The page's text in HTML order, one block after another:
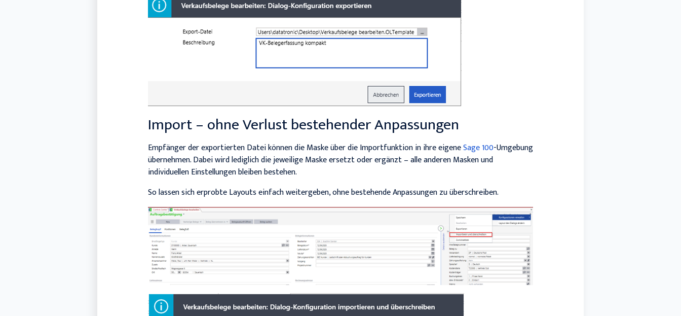
Import – ohne Verlust bestehender Anpassungen
Empfänger der exportierten Datei können die Maske über die Importfunktion in ihre eigeneSage 100-Umgebung
übernehmen. Dabei wird lediglich die jeweilige Maske ersetzt oder ergänzt – alle anderen Masken und
individuellen Einstellungen bleiben bestehen.
So lassen sich erprobte Layouts einfach weitergeben, ohne bestehende Anpassungen zu überschreiben.